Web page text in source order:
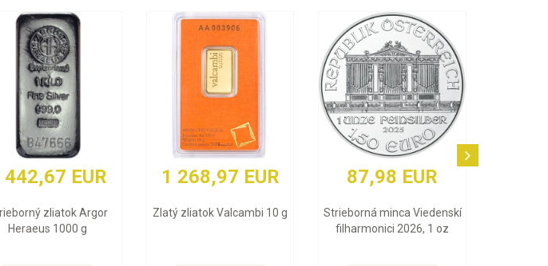
1 268,97 EUR
Zlatý zliatok Valcambi 10 g
87,98 EUR
Strieborná minca Viedenskí
filharmonici 2026, 1 oz
3 848,84 EUR
Zlatý zliatok Argor Heraeus 1
Oz